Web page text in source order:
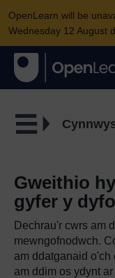
OpenLearn will be
Wednesday 12 August
Gweithio
gyfer y
Dechrau'r cwrs am
mewngofnodwch.
am ddatganaid o'ch
am ddim os ydynt